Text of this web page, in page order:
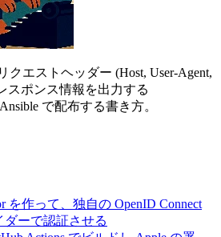
クエストヘッダー (Host, User-Agent,
スポンス情報を出力する
で配布する書き方。
を作って、独自の OpenID Connect
ダーで認証させる